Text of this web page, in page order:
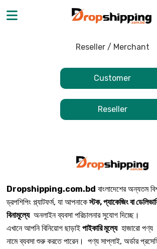
Reseller / Merchant
Customer
Reseller
Dropshipping.com.bd বাংলাদেশের অন্যতম
ড্রপশিপিং প্ল্যাটফর্ম, যা আপনাকেস্টক, প্যাকেজিং বা
বিনামূল্যেঅনলাইন ব্যবসা পরিচালনার সুযোগ দিচ্ছে।
এখানে আপনি বিনিয়োগ ছাড়াই পাইকারি মূল্যেহাজারো পণ্য
নামে ব্যবসা শুরু করতে পারেন। পণ্য সাপ্লাই, অর্ডার